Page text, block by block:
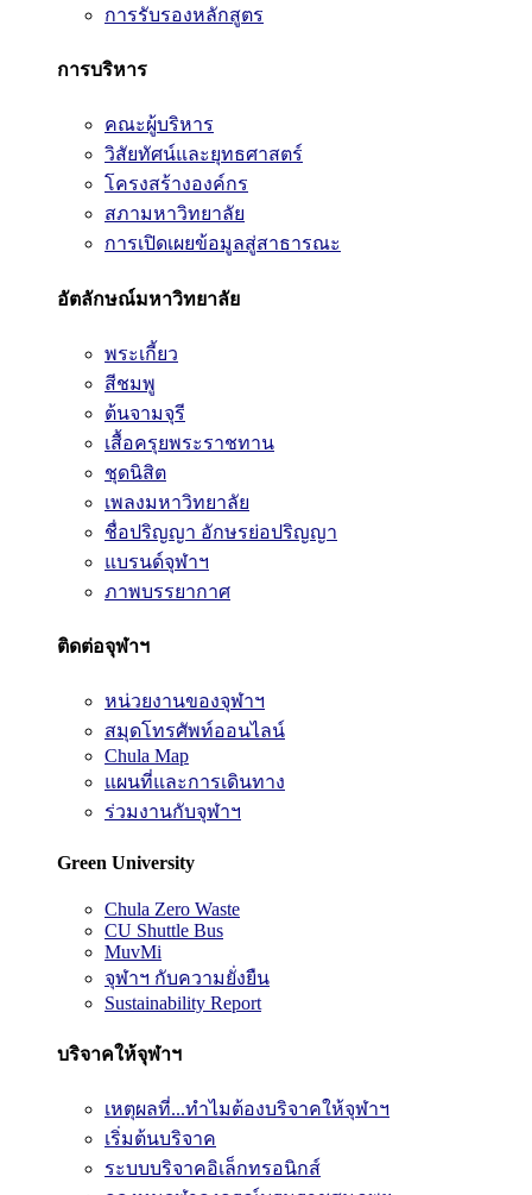
การรับรองหลักสูตร
การบริหาร
คณะผู้บริหาร
วิสัยทัศน์และยุทธศาสตร์
โครงสร้างองค์กร
สภามหาวิทยาลัย
การเปิดเผยข้อมูลสู่สาธารณะ
อัตลักษณ์มหาวิทยาลัย
พระเกี้ยว
สีชมพู
ต้นจามจุรี
เสื้อครุยพระราชทาน
ชุดนิสิต
เพลงมหาวิทยาลัย
ชื่อปริญญา อักษรย่อปริญญา
แบรนด์จุฬาฯ
ภาพบรรยากาศ
ติดต่อจุฬาฯ
หน่วยงานของจุฬาฯ
สมุดโทรศัพท์ออนไลน์
Chula Map
แผนที่และการเดินทาง
ร่วมงานกับจุฬาฯ
Green University
Chula Zero Waste
CU Shuttle Bus
MuvMi
จุฬาฯ กับความยั่งยืน
Sustainability Report
บริจาคให้จุฬาฯ
เหตุผลที่...ทำไมต้องบริจาคให้จุฬาฯ
เริ่มต้นบริจาค
ระบบบริจาคอิเล็กทรอนิกส์